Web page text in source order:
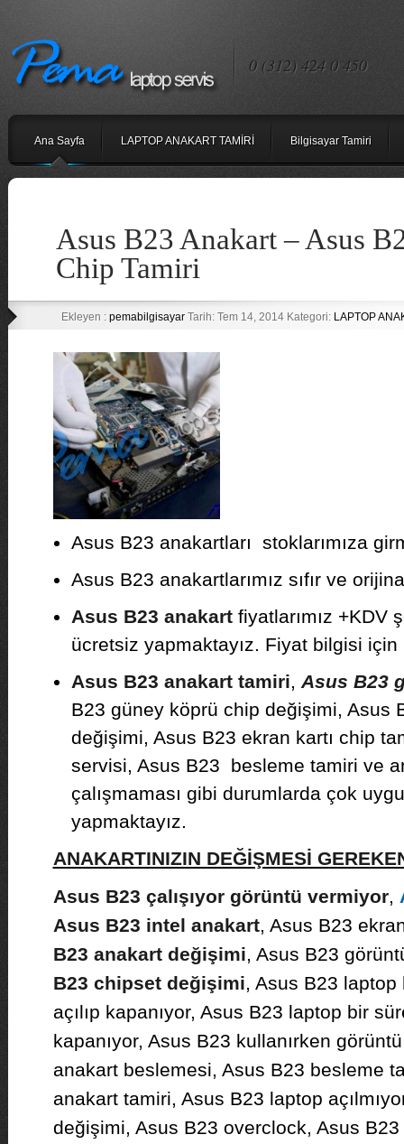
0 (312) 424 0 450
Ana Sayfa LAPTOP ANAKART TAMİRİ Bilgisayar Tamiri
Asus B23 Anakart – Asus
Chip Tamiri
Ekleyen : pemabilgisayarTarih: Tem 14, 2014 Kategori: LAPTOP
Asus B23 anakartları stoklarımıza
Asus B23 anakartlarımız sıfır ve
Asus B23 anakartfiyatlarımız +KDV
ücretsiz yapmaktayız. Fiyat bilgisi için
Asus B23 anakart tamiri, Asus B23
B23 güney köprü chip değişimi, Asus
değişimi, Asus B23 ekran kartı chip
servisi, Asus B23 besleme tamiri ve
çalışmaması gibi durumlarda çok
yapmaktayız.
ANAKARTINIZIN DEĞİŞMESİ
Asus B23 çalışıyor görüntü vermiyor,
Asus B23 intel anakart, Asus B23
B23 anakart değişimi, Asus B23
B23 chipset değişimi, Asus B23 laptop
açılıp kapanıyor, Asus B23 laptop bir
kapanıyor, Asus B23 kullanırken
anakart beslemesi, Asus B23 besleme
anakart tamiri, Asus B23 laptop
değişimi, Asus B23 overclock, Asus